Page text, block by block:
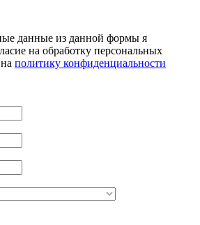
данные из данной формы я
на обработку персональных
политику конфиденциальности